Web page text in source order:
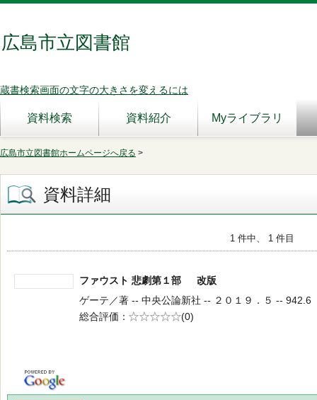
広島市立図書館
蔵書検索画面の文字の大きさを変えるには
資料検索 資料紹介 Myライブラリ
広島市立図書館ホームページへ戻る >
資料詳細
1 件中、 1 件目
ファウスト 悲劇第１部 改版
ゲーテ／著 -- 中央公論新社 -- ２０１９．５ -- 942.6
総合評価
5段階評価
(0)